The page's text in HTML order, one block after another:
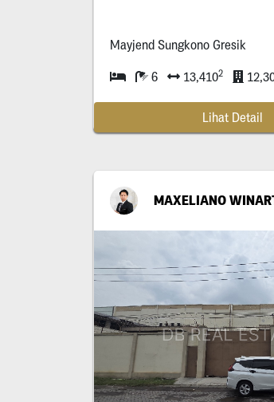
Mayjend Sungkono Gresik
6 13,4102
Lihat Detail
MAXELIANO